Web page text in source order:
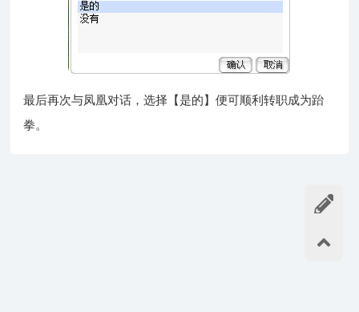
最后再次与凤凰对话，选择【是的】便可顺利转职成为跆
拳。